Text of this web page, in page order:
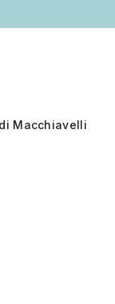
Macchiavelli